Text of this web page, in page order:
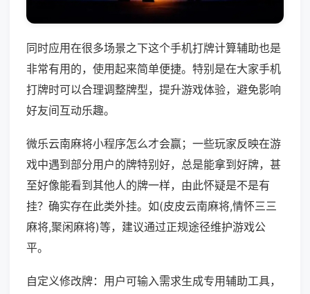
同时应用在很多场景之下这个手机打牌计算辅助也是
非常有用的，使用起来简单便捷。特别是在大家手机
打牌时可以合理调整牌型，提升游戏体验，避免影响
好友间互动乐趣。
微乐云南麻将小程序怎么才会赢；一些玩家反映在游
戏中遇到部分用户的牌特别好，总是能拿到好牌，甚
至好像能看到其他人的牌一样，由此怀疑是不是有
挂？确实存在此类外挂。如(皮皮云南麻将,情怀三三
麻将,聚闲麻将)等，建议通过正规途径维护游戏公
平。
自定义修改牌：用户可输入需求生成专用辅助工具，